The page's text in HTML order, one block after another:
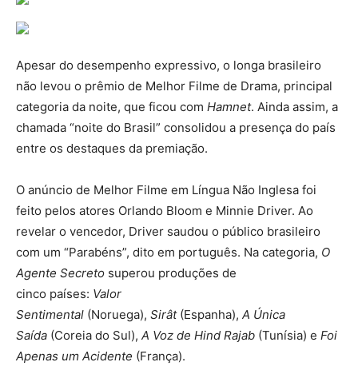
Apesar do desempenho expressivo, o longa brasileiro
não levou o prêmio de Melhor Filme de Drama, principal
categoria da noite, que ficou com Hamnet. Ainda assim, a
chamada “noite do Brasil” consolidou a presença do país
entre os destaques da premiação.
O anúncio de Melhor Filme em Língua Não Inglesa foi
feito pelos atores Orlando Bloom e Minnie Driver. Ao
revelar o vencedor, Driver saudou o público brasileiro
com um “Parabéns”, dito em português. Na categoria, O
Agente Secreto superou produções de
cinco países: Valor
Sentimental (Noruega), Sirât(Espanha), A Única
Saída (Coreia do Sul), A Voz de Hind Rajab (Tunísia) e Foi
Apenas um Acidente (França).